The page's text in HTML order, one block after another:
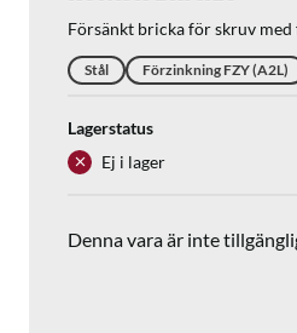
Försänkt bricka för skruv
Stål Förzinkning FZY (A2L)
Lagerstatus
Ej i lager
Denna vara är inte